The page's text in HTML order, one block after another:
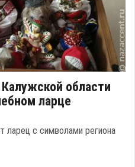
области
ларце
ларец с символами региона